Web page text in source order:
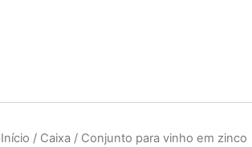
Início / Caixa / Conjunto para vinho em zinco